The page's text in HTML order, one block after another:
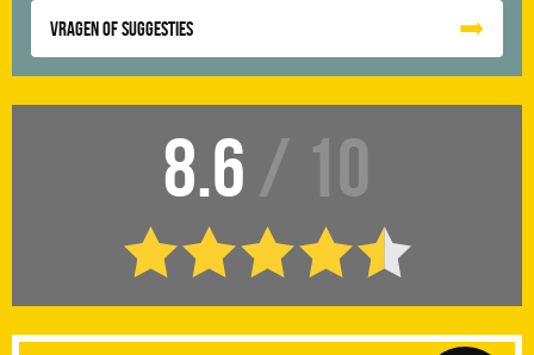
Vragen of suggesties
8.6 / 10